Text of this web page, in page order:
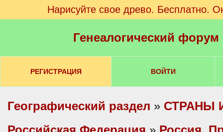
Нарисуйте свое древо. Бесплатно.
Генеалогический
РЕГИСТРАЦИЯ ВОЙТИ
Географический раздел » СТРАНЫ